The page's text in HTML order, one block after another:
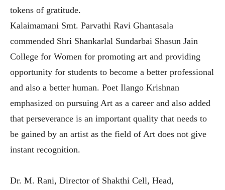
tokens of gratitude.
Kalaimamani Smt. Parvathi Ravi Ghantasala
commended Shri Shankarlal Sundarbai Shasun Jain
College for Women for promoting art and providing
opportunity for students to become a better professional
and also a better human. Poet Ilango Krishnan
emphasized on pursuing Art as a career and also added
that perseverance is an important quality that needs to
be gained by an artist as the field of Art does not give
instant recognition.
Dr. M. Rani, Director of Shakthi Cell, Head,